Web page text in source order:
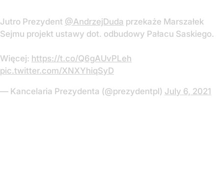
Jutro Prezydent ⁦ @AndrzejDuda ⁩ przekaże Marszałek
Sejmu projekt ustawy dot. odbudowy Pałacu Saskiego.
Więcej: https://t.co/Q6gAUvPLeh
pic.twitter.com/XNXYhiqSyD
— Kancelaria Prezydenta (@prezydentpl) July 6, 2021